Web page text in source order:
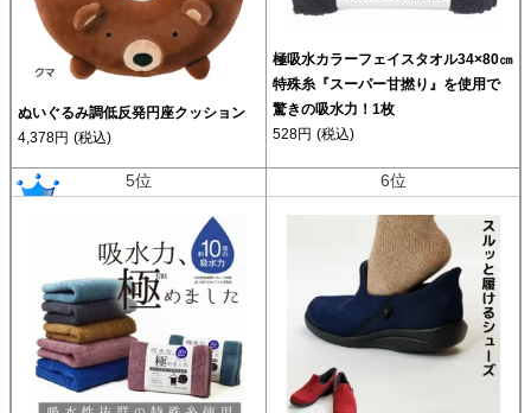
ぬいぐるみ調低反発円座クッション
4,378円 (税込)
極吸水カラーフェイスタオル34×80㎝
特殊糸『スーパー甘撚り』を使用で
驚きの吸水力！1枚
528円 (税込)
5位 6位